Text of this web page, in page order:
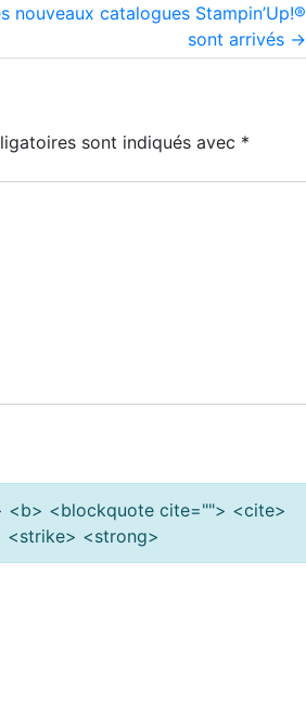
nouveaux catalogues Stampin’Up!®
sont arrivés
sont indiqués avec *
<blockquote cite=""> <cite>
<strong>